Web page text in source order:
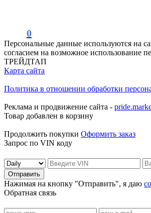
0
Персональные данные используются на
согласием на возможное использование
ТРЕЙДТАП
Карта сайта
Политика в отношении обработки
Реклама и продвижение сайта -
Товар добавлен в корзину
Продолжить покупки Оформить заказ
Запрос по VIN коду
Отправить
Нажимая на кнопку "Отправить", я даю
Обратная связь